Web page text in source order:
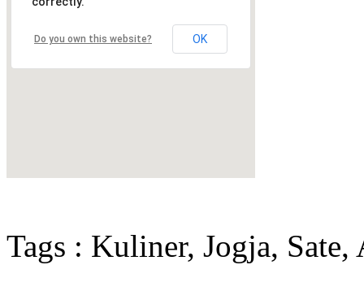
Do you own this website? OK
Tags : Kuliner, Jogja, Sate,